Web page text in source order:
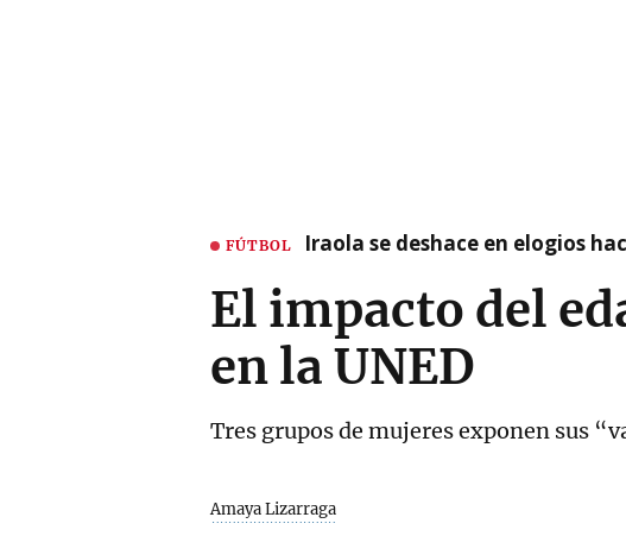
FÚTBOL Iraola se deshace en elogios
El impacto del
en la UNED
Tres grupos de mujeres exponen sus
Amaya Lizarraga